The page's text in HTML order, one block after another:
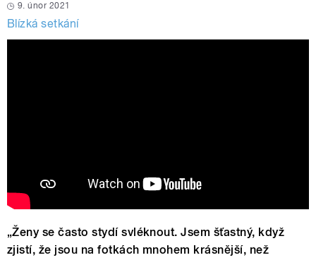
9. únor 2021
Blízká setkání
„Ženy se často stydí svléknout. Jsem šťastný, když
zjistí, že jsou na fotkách mnohem krásnější, než